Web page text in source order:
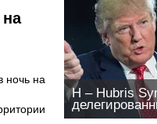
ночь на
H – Hubris